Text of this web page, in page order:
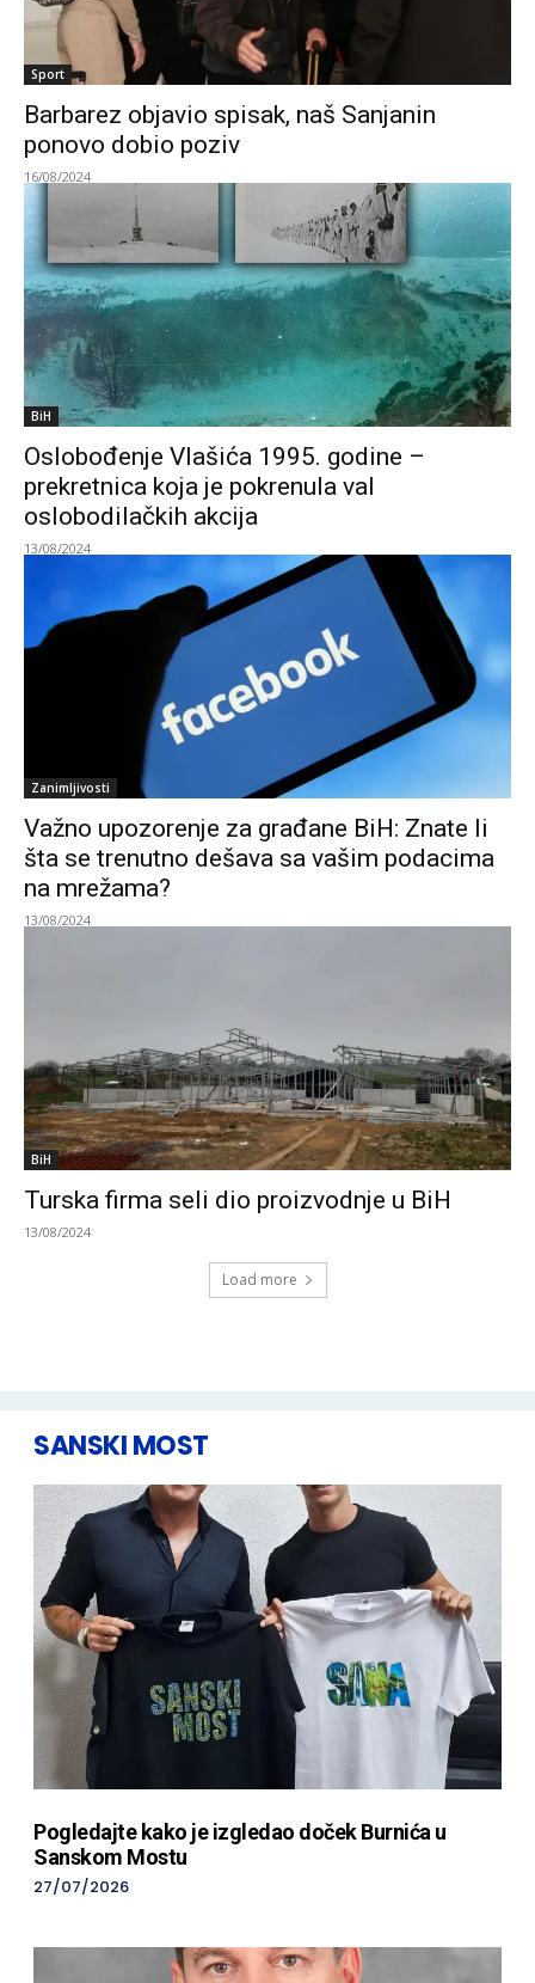
Sport
Barbarez objavio spisak, naš Sanjanin
ponovo dobio poziv
16/08/2024
BiH
Oslobođenje Vlašića 1995. godine –
prekretnica koja je pokrenula val
oslobodilačkih akcija
13/08/2024
Zanimljivosti
Važno upozorenje za građane BiH: Znate li
šta se trenutno dešava sa vašim podacima
na mrežama?
13/08/2024
BiH
Turska firma seli dio proizvodnje u BiH
13/08/2024
Load more
SANSKI MOST
Pogledajte kako je izgledao doček Burnića u
Sanskom Mostu
27/07/2026